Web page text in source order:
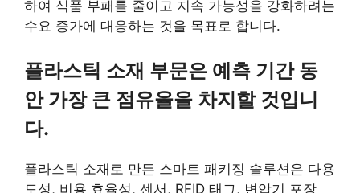
하여 식품 부패를 줄이고 지속 가능성을 강화하려는
수요 증가에 대응하는 것을 목표로 합니다.
플라스틱 소재 부문은 예측 기간 동
안 가장 큰 점유율을 차지할 것입니
다.
플라스틱 소재로 만든 스마트 패키징 솔루션은 다용
도성, 비용 효율성, 센서, RFID 태그, 변압기 포장